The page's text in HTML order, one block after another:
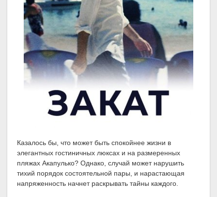
Казалось бы, что может быть спокойнее жизни в
элегантных гостиничных люксах и на размеренных
пляжах Акапулько? Однако, случай может нарушить
тихий порядок состоятельной пары, и нарастающая
напряженность начнет раскрывать тайны каждого.